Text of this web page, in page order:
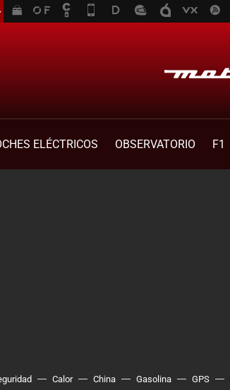
ELÉCTRICOS OBSERVATORIO F1
Calor China Gasolina GPS